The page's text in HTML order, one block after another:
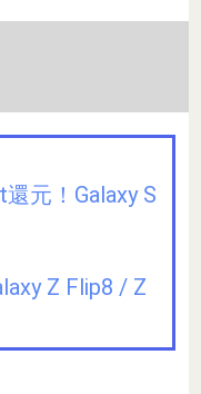
元！Galaxy S
Z Flip8 / Z